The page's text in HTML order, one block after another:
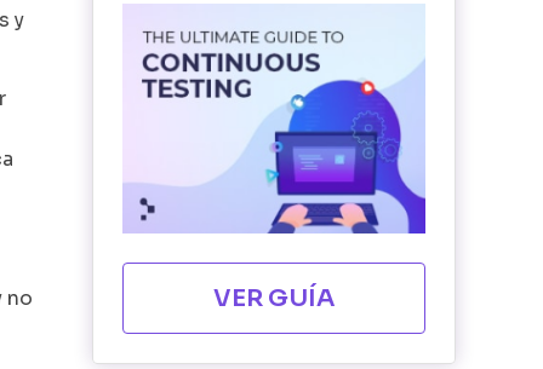
y
no
VER GUÍA